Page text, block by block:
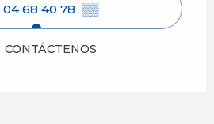
04 68 40 78 ▒▒
CONTÁCTENOS